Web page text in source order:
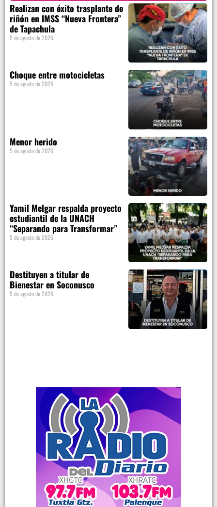
Realizan con éxito trasplante de
riñón en IMSS “Nueva Frontera”
de Tapachula
5 de agosto de 2026
Choque entre motocicletas
5 de agosto de 2026
Menor herido
5 de agosto de 2026
Yamil Melgar respalda proyecto
estudiantil de la UNACH
“Separando para Transformar”
5 de agosto de 2026
Destituyen a titular de
Bienestar en Soconusco
5 de agosto de 2026